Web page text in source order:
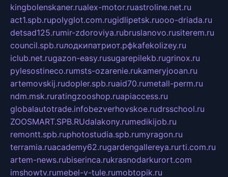
kingbolenskaner.rualex-motor.ruastroline.net.ru
act1.spb.rupolyglot.com.rugidlipetsk.ruooo-driada.ru
detsad125.rumir-zdoroviya.rubruslanovo.rusiterem.ru
council.spb.ruлодкипатриот.рфkafekolizey.ru
iclub.net.rugazon-easy.rusugarepilekb.rugrinox.ru
pylesostineco.rumsts-ozarenie.rukameryjooan.ru
artemovskij.rudopler.spb.ruaid70.rumetall-perm.ru
ndm.msk.ruratingzooshop.ruapiaccess.ru
globalautotrade.infobezverhovskoe.rudrsschool.ru
ZOOSMART.SPB.RUdalakony.rumedikijob.ru
remontt.spb.ruphotostudia.spb.rumyragon.ru
terramia.ruacademy62.rugardengallereya.rurti.com.ru
artem-news.rubiserinca.rukrasnodarkurort.com
imshowtv.rumebel-v-tule.rumobtopik.ru